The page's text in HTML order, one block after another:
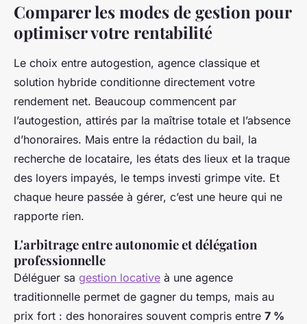
Comparer les modes de gestion pour
optimiser votre rentabilité
Le choix entre autogestion, agence classique et
solution hybride conditionne directement votre
rendement net. Beaucoup commencent par
l’autogestion, attirés par la maîtrise totale et l’absence
d’honoraires. Mais entre la rédaction du bail, la
recherche de locataire, les états des lieux et la traque
des loyers impayés, le temps investi grimpe vite. Et
chaque heure passée à gérer, c’est une heure qui ne
rapporte rien.
L'arbitrage entre autonomie et délégation
professionnelle
Déléguer sa gestion locative à une agence
traditionnelle permet de gagner du temps, mais au
prix fort : des honoraires souvent compris entre 7 %